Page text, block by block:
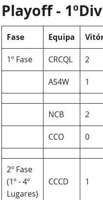
Playoff -
Fase Equipa
1º Fase CRCQL 2
AS4W 1
NCB 2
CCO 0
2º Fase
(1º - 4º
Lugares)
CCCD 1